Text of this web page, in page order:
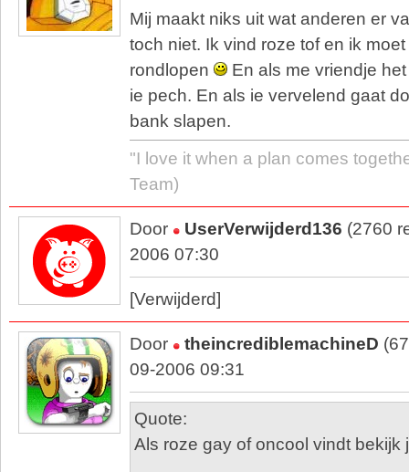
Mij maakt niks uit wat anderen er
toch niet. Ik vind roze tof en ik
rondlopen
En als me vriendje
ie pech. En als ie vervelend gaat
bank slapen.
"I love it when a plan comes
Team)
Door UserVerwijderd136 (2760
2006 07:30
[Verwijderd]
Door theincrediblemachineD
09-2006 09:31
Quote:
Als roze gay of oncool vindt bekijk